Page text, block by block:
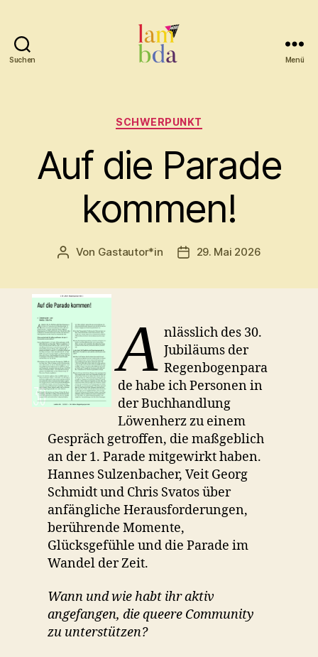
Suchen Menü
Kategorien
SCHWERPUNKT
Auf die Parade
kommen!
Beitragsautor
Von Gastautor*in Beitragsdatum
29. Mai 2026
A nlässlich des 30.
Jubiläums der
Regenbogenpara
de habe ich Personen in
der Buchhandlung
Löwenherz zu einem
Gespräch getroffen, die maßgeblich
an der 1. Parade mitgewirkt haben.
Hannes Sulzenbacher, Veit Georg
Schmidt und Chris Svatos über
anfängliche Herausforderungen,
berührende Momente,
Glücksgefühle und die Parade im
Wandel der Zeit.
Wann und wie habt ihr aktiv
angefangen, die queere Community
zu unterstützen?